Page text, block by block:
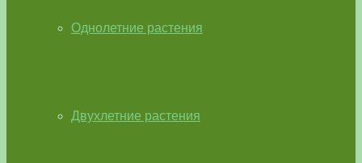
Однолетние растения
Двухлетние растения